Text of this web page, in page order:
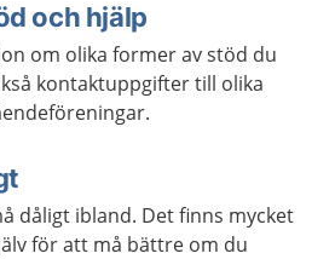
och hjälp
om olika former av stöd du
kontaktuppgifter till olika
dåligt ibland. Det finns mycket
för att må bättre om du